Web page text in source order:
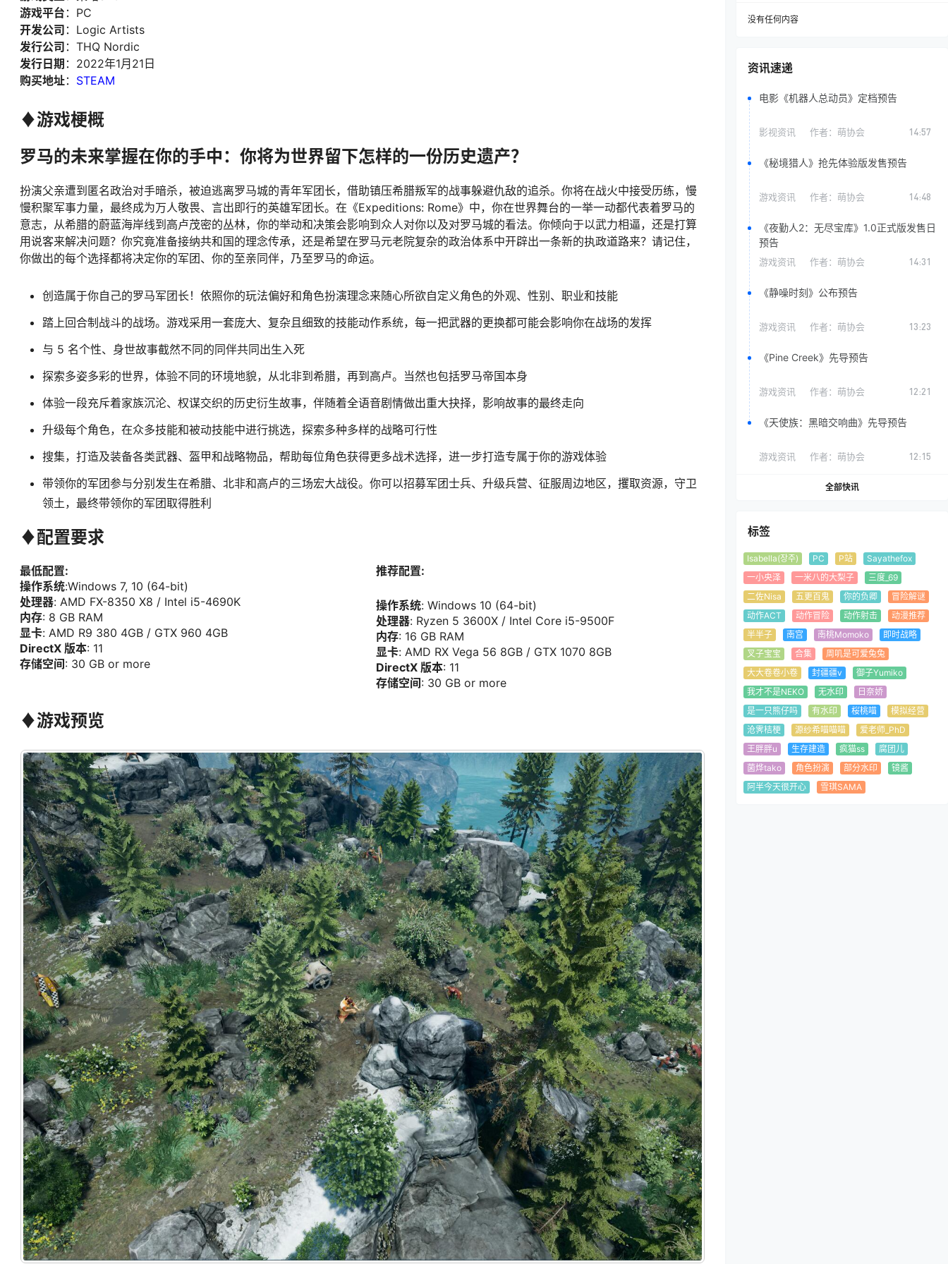
游戏平台 ：PC
开发公司 ：Logic Artists
发行公司 ：THQ Nordic
发行日期 ：2022年1月21日
购买地址： STEAM
♦游戏梗概
罗马的未来掌握在你的手中：你将为世界留下怎样的一份历史遗产？
扮演父亲遭到匿名政治对手暗杀，被迫逃离罗马城的青年军团长，借助镇压希腊叛军的战事躲避仇敌的追杀。你将在战火中接受历练，慢
慢积聚军事力量，最终成为万人敬畏、言出即行的英雄军团长。在《Expeditions: Rome》中，你在世界舞台的一举一动都代表着罗马的
意志，从希腊的蔚蓝海岸线到高卢茂密的丛林，你的举动和决策会影响到众人对你以及对罗马城的看法。你倾向于以武力相逼，还是打算
用说客来解决问题？你究竟准备接纳共和国的理念传承，还是希望在罗马元老院复杂的政治体系中开辟出一条新的执政道路来？请记住，
你做出的每个选择都将决定你的军团、你的至亲同伴，乃至罗马的命运。
创造属于你自己的罗马军团长！依照你的玩法偏好和角色扮演理念来随心所欲自定义角色的外观、性别、职业和技能
踏上回合制战斗的战场。游戏采用一套庞大、复杂且细致的技能动作系统，每一把武器的更换都可能会影响你在战场的发挥
与 5 名个性、身世故事截然不同的同伴共同出生入死
探索多姿多彩的世界，体验不同的环境地貌，从北非到希腊，再到高卢。当然也包括罗马帝国本身
体验一段充斥着家族沉沦、权谋交织的历史衍生故事，伴随着全语音剧情做出重大抉择，影响故事的最终走向
升级每个角色，在众多技能和被动技能中进行挑选，探索多种多样的战略可行性
搜集，打造及装备各类武器、盔甲和战略物品，帮助每位角色获得更多战术选择，进一步打造专属于你的游戏体验
带领你的军团参与分别发生在希腊、北非和高卢的三场宏大战役。你可以招募军团士兵、升级兵营、征服周边地区，攫取资源，守卫
领土，最终带领你的军团取得胜利
♦配置要求
最低配置:
操作系统:Windows 7, 10 (64-bit)
处理器: AMD FX-8350 X8 / Intel i5-4690K
内存: 8 GB RAM
显卡: AMD R9 380 4GB / GTX 960 4GB
DirectX 版本: 11
存储空间 : 30 GB or more
推荐配置:
操作系统: Windows 10 (64-bit)
处理器: Ryzen 5 3600X / Intel Core i5-9500F
内存: 16 GB RAM
显卡: AMD RX Vega 56 8GB / GTX 1070 8GB
DirectX 版本: 11
存储空间 : 30 GB or more
♦游戏预览
没有任何内容
资讯速递
电影《机器人总动员》定档预告
影视资讯 作者： 萌协会 14:57
《秘境猎人》抢先体验版发售预告
游戏资讯 作者： 萌协会 14:48
《夜勤人2：无尽宝库》1.0正式版发售日
预告
游戏资讯 作者： 萌协会 14:31
《静噪时刻》公布预告
游戏资讯 作者： 萌协会 13:23
《Pine Creek》先导预告
游戏资讯 作者： 萌协会 12:21
《天使族：黑暗交响曲》先导预告
游戏资讯 作者： 萌协会 12:15
全部快讯
标签
Isabella(장주) PC P站
Sayathefox
一小央泽
一米八的大梨子
三度_69
二佐Nisa
五更百鬼 你的负卿
冒险解谜
动作ACT
动作冒险 动作射击
动漫推荐
半半子
南宫 南桃Momoko
即时战略
叉子宝宝
合集
周叽是可爱兔兔
大大卷卷小卷
封疆疆v
御子Yumiko
我才不是NEKO
无水印
日奈娇
是一只熊仔吗
有水印 桜桃喵
模拟经营
沧霁桔梗
源纱希喵喵喵
爱老师_PhD
王胖胖u
生存建造 疯猫ss
腐团儿
菌烨tako
角色扮演 部分水印
镜酱
阿半今天很开心
雪琪SAMA